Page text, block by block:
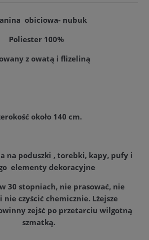
obiciowa- nubuk
Poliester 100%
z owatą i flizeliną
około 140 cm.
na poduszki , torebki, kapy, pufy i
elementy dekoracyjne
30 stopniach, nie prasować, nie
nie czyścić chemicznie. Lżejsze
zejść po przetarciu wilgotną
szmatką.